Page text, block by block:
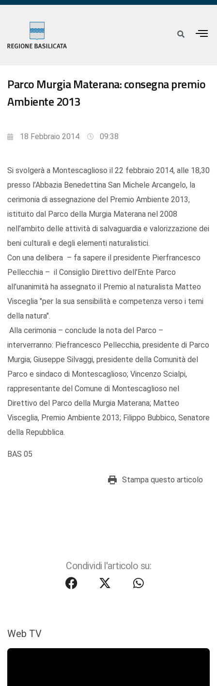
Parco Murgia Materana: consegna premio
Ambiente 2013
18 Febbraio 2014 09:38
Si svolgerà a Montescaglioso il 22 febbraio 2014, alle 18,30
presso l’Abbazia Benedettina San Michele Arcangelo, la
cerimonia di assegnazione del Premio Ambiente 2013,
istituito dal Parco della Murgia Materana nel 2008
nell’ambito delle attività di salvaguardia e valorizzazione dei
beni culturali e degli elementi naturalistici.
Con una delibera – fa sapere il presidente Pierfrancesco
Pellecchia – il Consiglio Direttivo dell’Ente Parco
all’unanimità ha assegnato il Premio al naturalista Matteo
Visceglia "per la sua sensibilità e competenza verso i temi
della natura".
Alla cerimonia – conclude la nota del Parco –
interverranno: Piefrancesco Pellecchia, presidente di Parco
Murgia; Giuseppe Silvaggi, presidente della Comunità del
Parco e sindaco di Montescaglioso; Vincenzo Scialpi,
rappresentante del Comune di Montescaglioso nel
Direttivo del Parco della Murgia Materana; Matteo
Visceglia, Premio Ambiente 2013; Filippo Bubbico, Senatore
della Repubblica.
BAS 05
Stampa questo articolo
Condividi l'articolo su:
Web TV